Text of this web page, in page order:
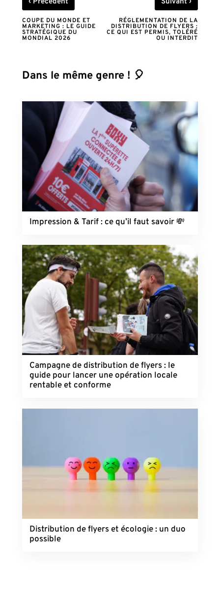
COUPE DU MONDE ET
MARKETING : LE GUIDE
STRATÉGIQUE DU
MONDIAL 2026
RÉGLEMENTATION DE LA
DISTRIBUTION DE FLYERS :
CE QUI EST PERMIS, TOLÉRÉ
OU INTERDIT
Dans le même genre ! 🎈
Impression & Tarif : ce qu’il faut savoir 💸
Campagne de distribution de flyers : le
guide pour lancer une opération locale
rentable et conforme
Distribution de flyers et écologie : un duo
possible